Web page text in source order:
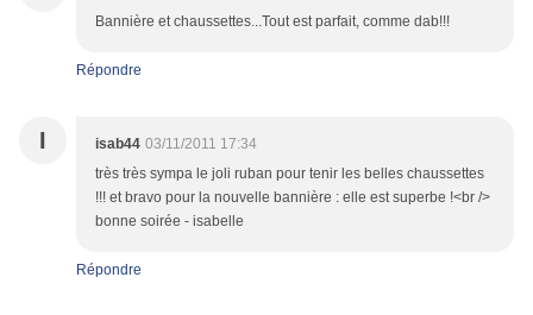
Bannière et chaussettes...Tout est parfait, comme dab!!!
Répondre
I isab44 03/11/2011 17:34
très très sympa le joli ruban pour tenir les belles chaussettes
!!! et bravo pour la nouvelle bannière : elle est superbe !<br />
bonne soirée - isabelle
Répondre